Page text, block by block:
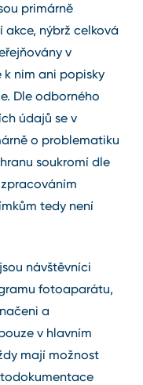
primárně
nýbrž celková
v
nim ani popisky
Dle odborného
údajů se v
o problematiku
soukromí dle
tedy není
návštěvníci
fotoaparátu,
a
v hlavním
mají možnost